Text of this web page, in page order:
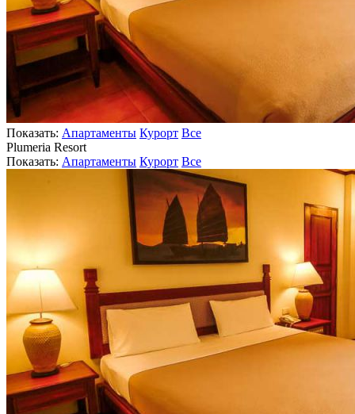
Показать: Апартаменты Курорт Все
Plumeria Resort
Показать: Апартаменты Курорт Все